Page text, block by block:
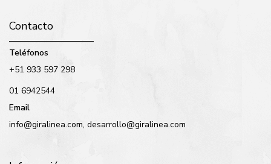
Contacto
Teléfonos
+51 933 597 298
01 6942544
Email
info@giralinea.com, desarrollo@giralinea.com